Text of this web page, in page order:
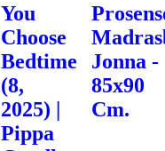
You
Choose
Bedtime
(8,
2025) |
Pippa
Jonna -
85x90
Cm.